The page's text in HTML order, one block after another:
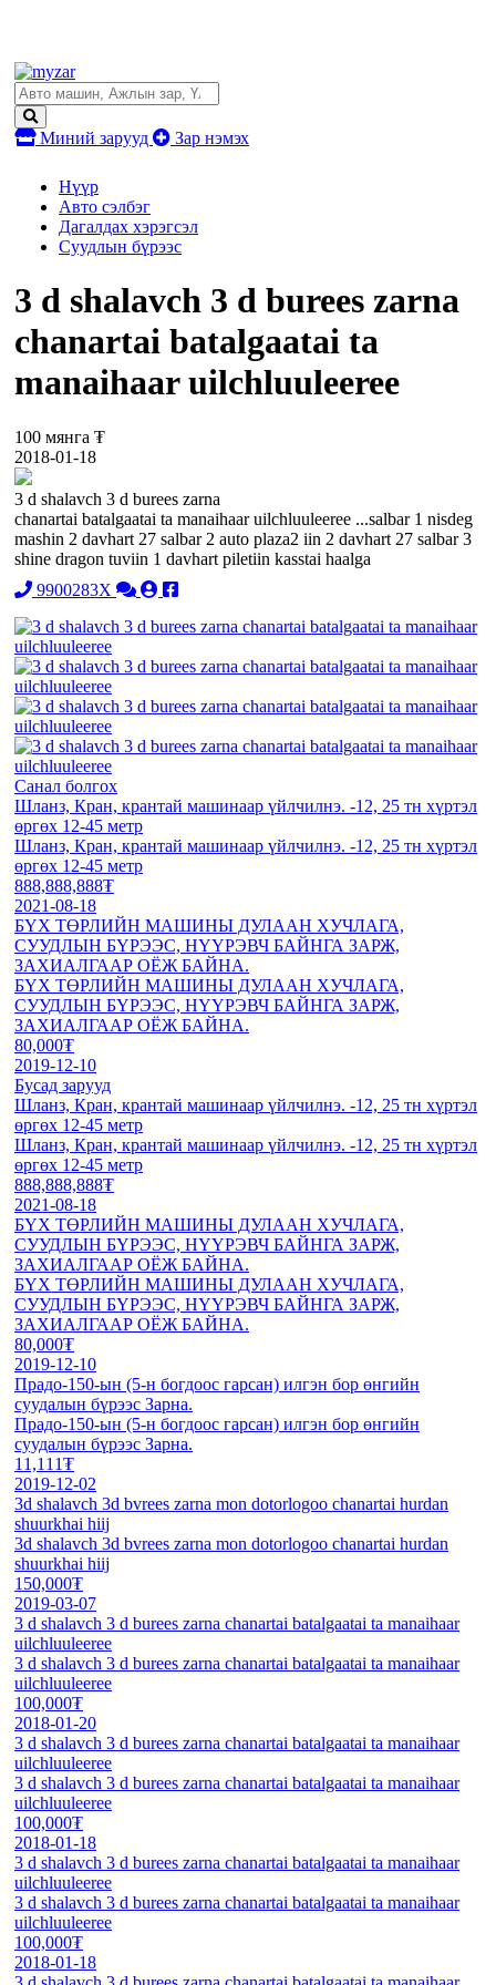
Миний зарууд Зар нэмэх
Нүүр
Авто сэлбэг
Дагалдах хэрэгсэл
Суудлын бүрээс
3 d shalavch 3 d burees zarna
chanartai batalgaatai ta
manaihaar uilchluuleeree
100 мянга ₮
2018-01-18
3 d shalavch 3 d burees zarna
chanartai batalgaatai ta manaihaar uilchluuleeree ...salbar 1 nisdeg
mashin 2 davhart 27 salbar 2 auto plaza2 iin 2 davhart 27 salbar 3
shine dragon tuviin 1 davhart piletiin kasstai haalga
9900283X
Санал болгох
Шланз, Кран, крантай машинаар үйлчилнэ. -12, 25 тн хүртэл
өргөх 12-45 метр
Шланз, Кран, крантай машинаар үйлчилнэ. -12, 25 тн хүртэл
өргөх 12-45 метр
888,888,888₮
2021-08-18
БҮХ ТӨРЛИЙН МАШИНЫ ДУЛААН ХУЧЛАГА,
СУУДЛЫН БҮРЭЭС, НҮҮРЭВЧ БАЙНГА ЗАРЖ,
ЗАХИАЛГААР ОЁЖ БАЙНА.
БҮХ ТӨРЛИЙН МАШИНЫ ДУЛААН ХУЧЛАГА,
СУУДЛЫН БҮРЭЭС, НҮҮРЭВЧ БАЙНГА ЗАРЖ,
ЗАХИАЛГААР ОЁЖ БАЙНА.
80,000₮
2019-12-10
Бусад зарууд
Шланз, Кран, крантай машинаар үйлчилнэ. -12, 25 тн хүртэл
өргөх 12-45 метр
Шланз, Кран, крантай машинаар үйлчилнэ. -12, 25 тн хүртэл
өргөх 12-45 метр
888,888,888₮
2021-08-18
БҮХ ТӨРЛИЙН МАШИНЫ ДУЛААН ХУЧЛАГА,
СУУДЛЫН БҮРЭЭС, НҮҮРЭВЧ БАЙНГА ЗАРЖ,
ЗАХИАЛГААР ОЁЖ БАЙНА.
БҮХ ТӨРЛИЙН МАШИНЫ ДУЛААН ХУЧЛАГА,
СУУДЛЫН БҮРЭЭС, НҮҮРЭВЧ БАЙНГА ЗАРЖ,
ЗАХИАЛГААР ОЁЖ БАЙНА.
80,000₮
2019-12-10
Прадо-150-ын (5-н богдоос гарсан) илгэн бор өнгийн
суудалын бүрээс Зарна.
Прадо-150-ын (5-н богдоос гарсан) илгэн бор өнгийн
суудалын бүрээс Зарна.
11,111₮
2019-12-02
3d shalavch 3d bvrees zarna mon dotorlogoo chanartai hurdan
shuurkhai hiij
3d shalavch 3d bvrees zarna mon dotorlogoo chanartai hurdan
shuurkhai hiij
150,000₮
2019-03-07
3 d shalavch 3 d burees zarna chanartai batalgaatai ta manaihaar
uilchluuleeree
3 d shalavch 3 d burees zarna chanartai batalgaatai ta manaihaar
uilchluuleeree
100,000₮
2018-01-20
3 d shalavch 3 d burees zarna chanartai batalgaatai ta manaihaar
uilchluuleeree
3 d shalavch 3 d burees zarna chanartai batalgaatai ta manaihaar
uilchluuleeree
100,000₮
2018-01-18
3 d shalavch 3 d burees zarna chanartai batalgaatai ta manaihaar
uilchluuleeree
3 d shalavch 3 d burees zarna chanartai batalgaatai ta manaihaar
uilchluuleeree
100,000₮
2018-01-18